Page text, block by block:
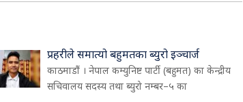
प्रहरीले समात्यो बहुमतका ब्युरो इञ्चार्ज
काठमाडौं । नेपाल कम्युनिष्ट पार्टी (बहुमत) का केन्द्रीय
सचिवालय सदस्य तथा ब्युरो नम्बर–५ का